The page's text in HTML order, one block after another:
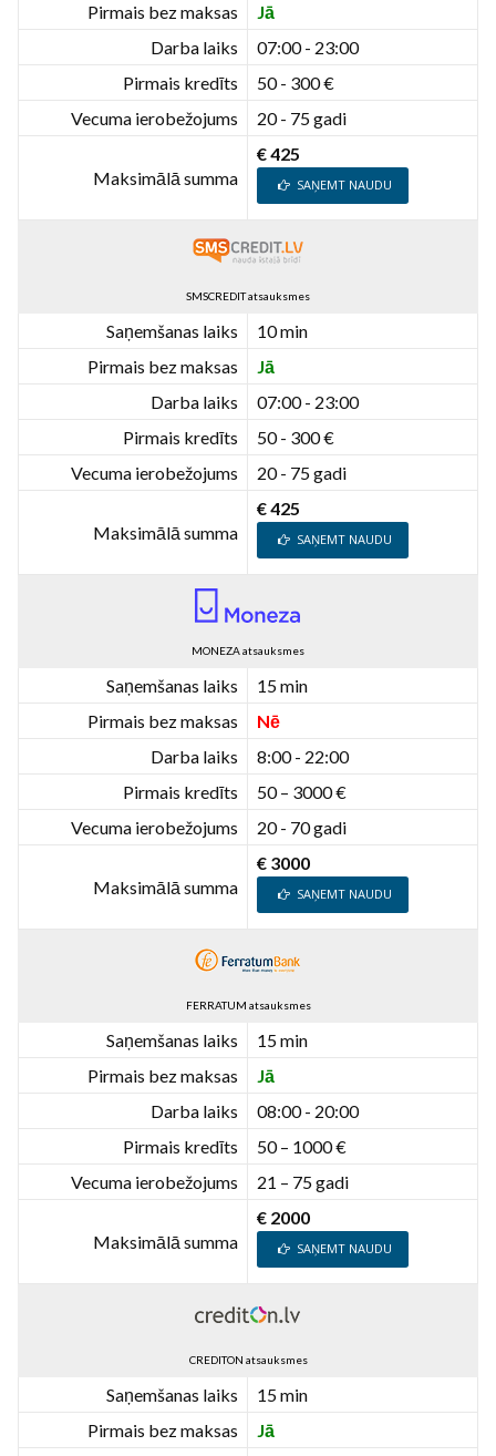
Pirmais bez maksas
Jā
Darba laiks
07:00 - 23:00
Pirmais kredīts
50 - 300 €
Vecuma ierobežojums
20 - 75 gadi
Maksimālā summa
€ 425
SAŅEMT NAUDU
SMSCREDIT atsauksmes
Saņemšanas laiks
10 min
Pirmais bez maksas
Jā
Darba laiks
07:00 - 23:00
Pirmais kredīts
50 - 300 €
Vecuma ierobežojums
20 - 75 gadi
Maksimālā summa
€ 425
SAŅEMT NAUDU
MONEZA atsauksmes
Saņemšanas laiks
15 min
Pirmais bez maksas
Nē
Darba laiks
8:00 - 22:00
Pirmais kredīts
50 – 3000 €
Vecuma ierobežojums
20 - 70 gadi
Maksimālā summa
€ 3000
SAŅEMT NAUDU
FERRATUM atsauksmes
Saņemšanas laiks
15 min
Pirmais bez maksas
Jā
Darba laiks
08:00 - 20:00
Pirmais kredīts
50 – 1000 €
Vecuma ierobežojums
21 – 75 gadi
Maksimālā summa
€ 2000
SAŅEMT NAUDU
CREDITON atsauksmes
Saņemšanas laiks
15 min
Pirmais bez maksas
Jā